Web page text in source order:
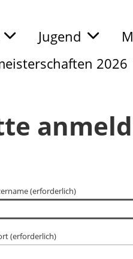
Jugend
2026
(erforderlich)
(erforderlich)